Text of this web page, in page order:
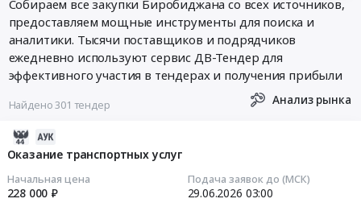
Собираем все закупки Биробиджана со всех источников,
предоставляем мощные инструменты для поиска и
аналитики. Тысячи поставщиков и подрядчиков
ежедневно используют сервис ДВ-Тендер для
эффективного участия в тендерах и получения прибыли
Найдено 301 тендер Анализ рынка
Оказание транспортных услуг
Начальная цена
228 000 ₽
Подача заявок до (МСК)
29.06.2026 03:00